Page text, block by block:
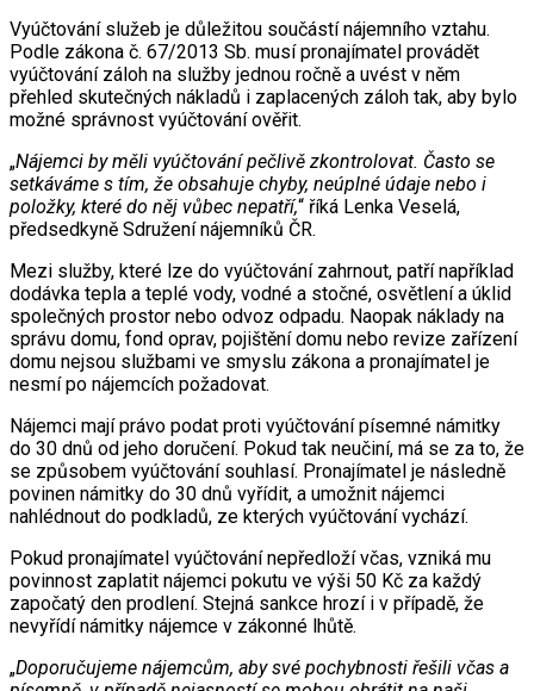
Vyúčtování služeb je důležitou součástí nájemního vztahu.
Podle zákona č. 67/2013 Sb. musí pronajímatel provádět
vyúčtování záloh na služby jednou ročně a uvést v něm
přehled skutečných nákladů i zaplacených záloh tak, aby bylo
možné správnost vyúčtování ověřit.
„Nájemci by měli vyúčtování pečlivě zkontrolovat. Často se
setkáváme s tím, že obsahuje chyby, neúplné údaje nebo i
položky, které do něj vůbec nepatří,“ říká Lenka Veselá,
předsedkyně Sdružení nájemníků ČR.
Mezi služby, které lze do vyúčtování zahrnout, patří například
dodávka tepla a teplé vody, vodné a stočné, osvětlení a úklid
společných prostor nebo odvoz odpadu. Naopak náklady na
správu domu, fond oprav, pojištění domu nebo revize zařízení
domu nejsou službami ve smyslu zákona a pronajímatel je
nesmí po nájemcích požadovat.
Nájemci mají právo podat proti vyúčtování písemné námitky
do 30 dnů od jeho doručení. Pokud tak neučiní, má se za to, že
se způsobem vyúčtování souhlasí. Pronajímatel je následně
povinen námitky do 30 dnů vyřídit, a umožnit nájemci
nahlédnout do podkladů, ze kterých vyúčtování vychází.
Pokud pronajímatel vyúčtování nepředloží včas, vzniká mu
povinnost zaplatit nájemci pokutu ve výši 50 Kč za každý
započatý den prodlení. Stejná sankce hrozí i v případě, že
nevyřídí námitky nájemce v zákonné lhůtě.
„Doporučujeme nájemcům, aby své pochybnosti řešili včas a